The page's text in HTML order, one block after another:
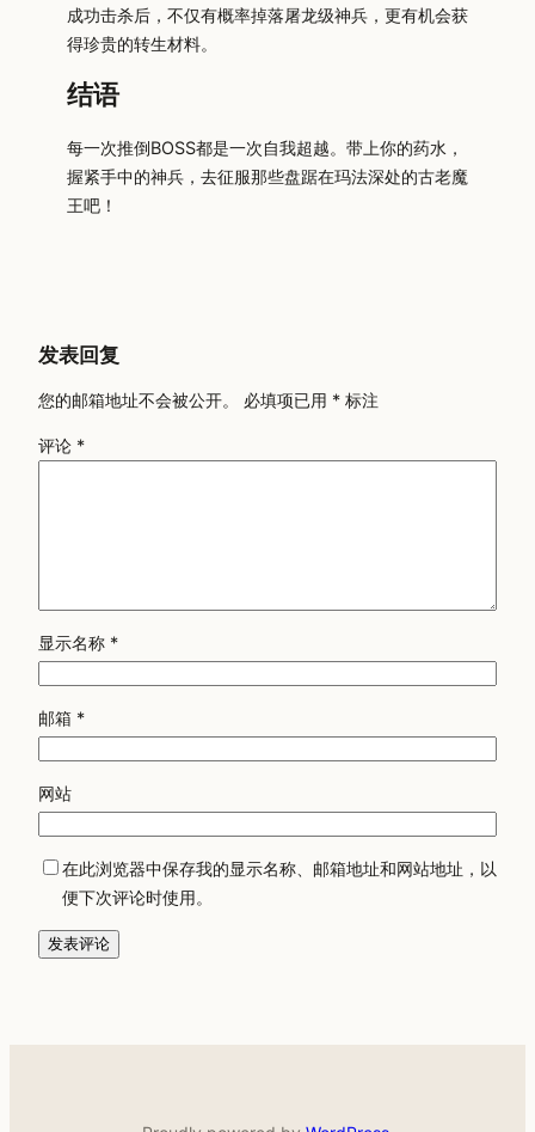
成功击杀后，不仅有概率掉落屠龙级神兵，更有机会获
得珍贵的转生材料。
结语
每一次推倒BOSS都是一次自我超越。带上你的药水，
握紧手中的神兵，去征服那些盘踞在玛法深处的古老魔
王吧！
发表回复
您的邮箱地址不会被公开。 必填项已用 * 标注
评论 *
显示名称 *
邮箱 *
网站
在此浏览器中保存我的显示名称、邮箱地址和网站地址，以
便下次评论时使用。